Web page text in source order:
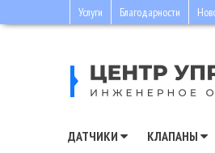
Услуги Благодарности
ДАТЧИКИ КЛАПАНЫ